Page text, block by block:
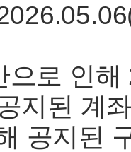
으로 인
지된 계
공지된